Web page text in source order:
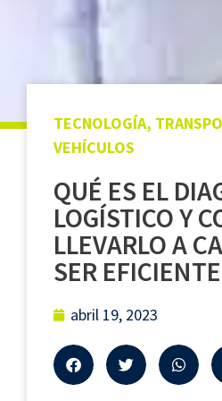
que les haya proporcionado o
partir del uso que haya hecho
TECNOLOGÍA,
VEHÍCULOS
QUÉ ES EL
LOGÍSTICO Y
LLEVARLO A
SER
abril 19, 2023